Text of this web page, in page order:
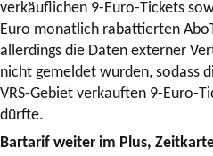
verkäuflichen 9-Euro-Tickets
Euro monatlich rabattierten
allerdings die Daten externer
nicht gemeldet wurden, sodass
VRS-Gebiet verkauften 9-Euro-
dürfte.
Bartarif weiter im Plus,